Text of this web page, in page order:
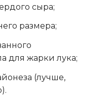
сыра;
размера;
для жарки лука;
(лучше,